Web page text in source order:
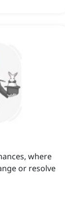
where
or resolve